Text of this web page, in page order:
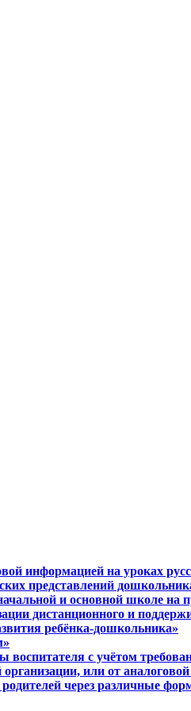
информацией на уроках
представлений
начальной и основной
дистанционного и
ребёнка-дошкольника»
воспитателя с учётом
или от
через различные